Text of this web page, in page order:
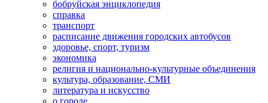
бобруйская энциклопедия
справка
транспорт
расписание движения городских автобусов
здоровье, спорт, туризм
экономика
религия и национально-культурные объединения
культура, образование, СМИ
литература и искусство
о городе